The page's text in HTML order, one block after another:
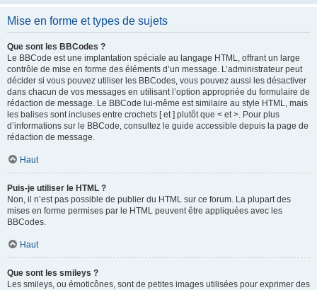
Mise en forme et types de sujets
Que sont les BBCodes ?
Le BBCode est une implantation spéciale au langage HTML, offrant un large
contrôle de mise en forme des éléments d’un message. L’administrateur peut
décider si vous pouvez utiliser les BBCodes, vous pouvez aussi les désactiver
dans chacun de vos messages en utilisant l’option appropriée du formulaire de
rédaction de message. Le BBCode lui-même est similaire au style HTML, mais
les balises sont incluses entre crochets [ et ] plutôt que < et >. Pour plus
d’informations sur le BBCode, consultez le guide accessible depuis la page de
rédaction de message.
Haut
Puis-je utiliser le HTML ?
Non, il n’est pas possible de publier du HTML sur ce forum. La plupart des
mises en forme permises par le HTML peuvent être appliquées avec les
BBCodes.
Haut
Que sont les smileys ?
Les smileys, ou émoticônes, sont de petites images utilisées pour exprimer des